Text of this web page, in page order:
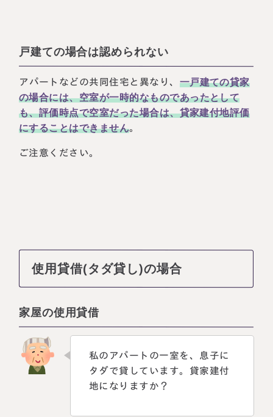
戸建ての場合は認められない
アパートなどの共同住宅と異なり、 一戸建ての貸家
の場合には、空室が一時的なものであったとして
も、評価時点で空室だった場合は、貸家建付地評価
にすることはできません。
ご注意ください。
使用貸借(タダ貸し)の場合
家屋の使用貸借
私のアパートの一室を、息子に
タダで貸しています。貸家建付
地になりますか？